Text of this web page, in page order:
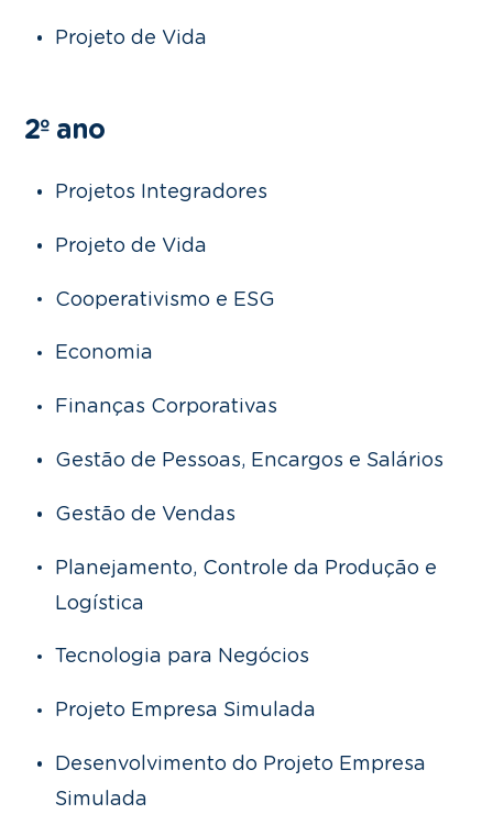
Projeto de Vida
2º ano
Projetos Integradores
Projeto de Vida
Cooperativismo e ESG
Economia
Finanças Corporativas
Gestão de Pessoas, Encargos e Salários
Gestão de Vendas
Planejamento, Controle da Produção e
Logística
Tecnologia para Negócios
Projeto Empresa Simulada
Desenvolvimento do Projeto Empresa
Simulada